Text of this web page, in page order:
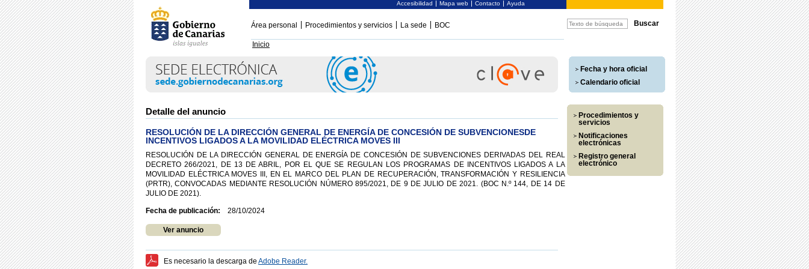
Accesibilidad Mapa web Contacto Ayuda
Área personal Procedimientos y servicios La sede BOC
Inicio
Fecha y hora oficial
Calendario oficial
Detalle del anuncio
RESOLUCIÓN DE LA DIRECCIÓN GENERAL DE ENERGÍA DE CONCESIÓN DE SUBVENCIONESDE
INCENTIVOS LIGADOS A LA MOVILIDAD ELÉCTRICA MOVES III
RESOLUCIÓN DE LA DIRECCIÓN GENERAL DE ENERGÍA DE CONCESIÓN DE SUBVENCIONES DERIVADAS DEL REAL
DECRETO 266/2021, DE 13 DE ABRIL, POR EL QUE SE REGULAN LOS PROGRAMAS DE INCENTIVOS LIGADOS A LA
MOVILIDAD ELÉCTRICA MOVES III, EN EL MARCO DEL PLAN DE RECUPERACIÓN, TRANSFORMACIÓN Y RESILIENCIA
(PRTR), CONVOCADAS MEDIANTE RESOLUCIÓN NÚMERO 895/2021, DE 9 DE JULIO DE 2021. (BOC N.º 144, DE 14 DE
JULIO DE 2021).
Fecha de publicación: 28/10/2024
Ver anuncio
Es necesario la descarga de Adobe Reader.
Procedimientos y
servicios
Notificaciones
electrónicas
Registro general
electrónico